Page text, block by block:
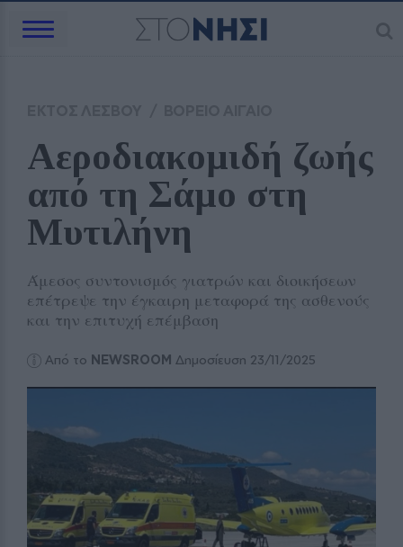
Αεροδιακομιδή ζωής
από τη Σάμο στη
Μυτιλήνη
Άμεσος συντονισμός γιατρών και διοικήσεων
επέτρεψε την έγκαιρη μεταφορά της ασθενούς
και την επιτυχή επέμβαση
Από το NEWSROOM Δημοσίευση 23/11/2025